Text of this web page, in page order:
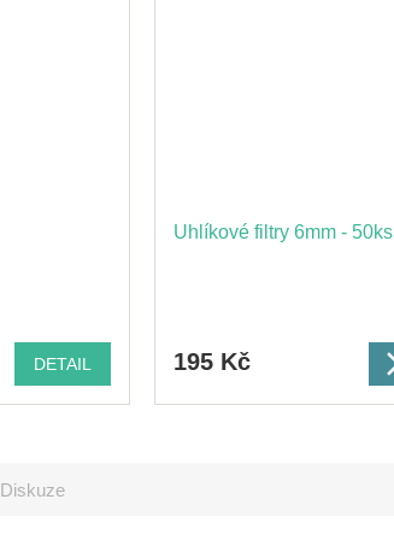
DETAIL
Uhlíkové filtry 6mm - 50ks
195 Kč
Diskuze